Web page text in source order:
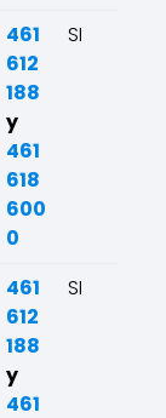
461
612
188
y
461
618
600
0
SI
461
612
188
y
461
SI